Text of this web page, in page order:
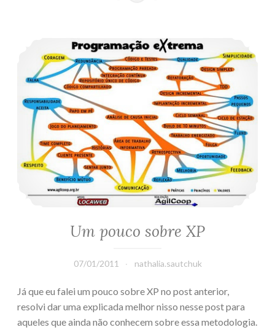
Um pouco sobre XP
Um pouco sobre XP
07/01/2011 nathalia.sautchuk
Já que eu falei um pouco sobre XP no post anterior,
resolvi dar uma explicada melhor nisso nesse post para
aqueles que ainda não conhecem sobre essa metodologia.